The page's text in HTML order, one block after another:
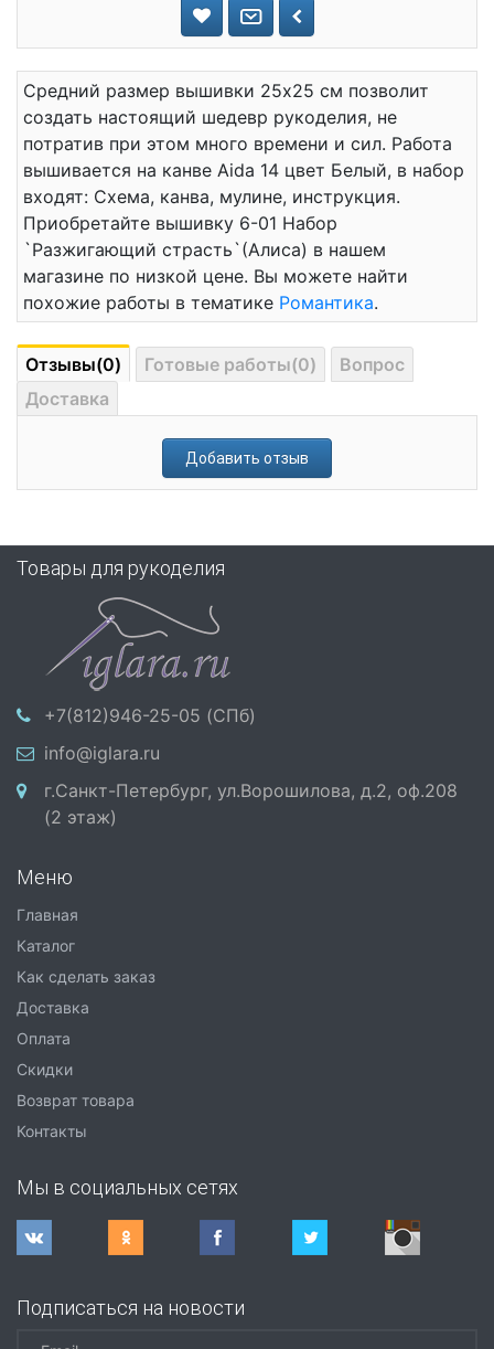
Средний размер вышивки 25x25 см позволит
создать настоящий шедевр рукоделия, не
потратив при этом много времени и сил. Работа
вышивается на канве Aida 14 цвет Белый, в набор
входят: Схема, канва, мулине, инструкция.
Приобретайте вышивку 6-01 Набор
`Разжигающий страсть`(Алиса) в нашем
магазине по низкой цене. Вы можете найти
похожие работы в тематике Романтика.
Отзывы(0) Готовые работы(0)
Вопрос
Доставка
Добавить отзыв
Товары для рукоделия
+7(812)946-25-05 (СПб)
info@iglara.ru
г.Санкт-Петербург, ул.Ворошилова, д.2, оф.208
(2 этаж)
Меню
Главная
Каталог
Как сделать заказ
Доставка
Оплата
Скидки
Возврат товара
Контакты
Мы в социальных сетях
Подписаться на новости